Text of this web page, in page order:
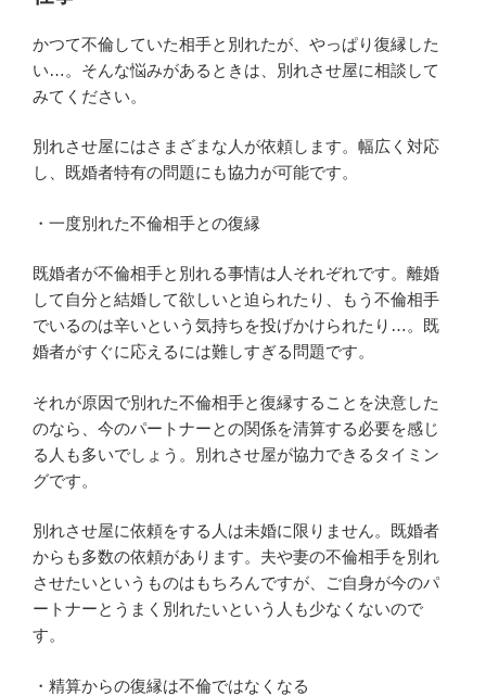
かつて不倫していた相手と別れたが、やっぱり復縁した
い…。そんな悩みがあるときは、別れさせ屋に相談して
みてください。
別れさせ屋にはさまざまな人が依頼します。幅広く対応
し、既婚者特有の問題にも協力が可能です。
・一度別れた不倫相手との復縁
既婚者が不倫相手と別れる事情は人それぞれです。離婚
して自分と結婚して欲しいと迫られたり、もう不倫相手
でいるのは辛いという気持ちを投げかけられたり…。既
婚者がすぐに応えるには難しすぎる問題です。
それが原因で別れた不倫相手と復縁することを決意した
のなら、今のパートナーとの関係を清算する必要を感じ
る人も多いでしょう。別れさせ屋が協力できるタイミン
グです。
別れさせ屋に依頼をする人は未婚に限りません。既婚者
からも多数の依頼があります。夫や妻の不倫相手を別れ
させたいというものはもちろんですが、ご自身が今のパ
ートナーとうまく別れたいという人も少なくないので
す。
・精算からの復縁は不倫ではなくなる